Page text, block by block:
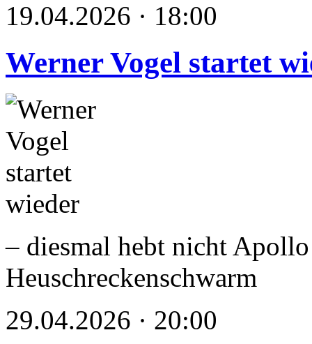
19.04.2026 · 18:00
Werner Vogel startet
– diesmal hebt nicht
Heuschreckenschwarm
29.04.2026 · 20:00